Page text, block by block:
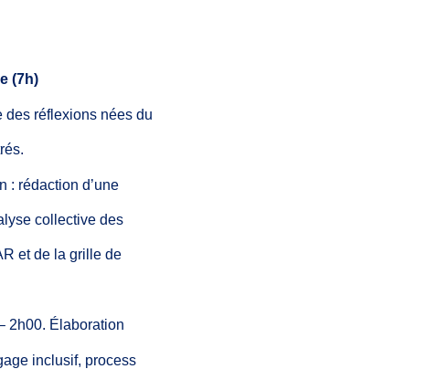
(7h)
des réflexions nées du
: rédaction d’une
collective des
et de la grille de
2h00. Élaboration
inclusif, process